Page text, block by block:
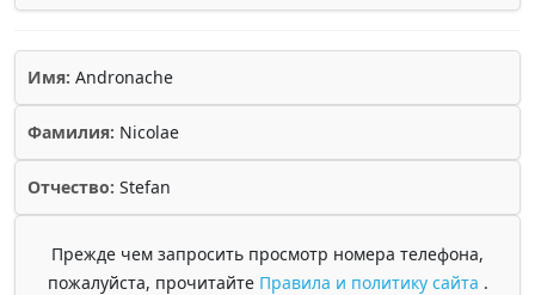
Имя: Andronache
Фамилия: Nicolae
Отчество: Stefan
Прежде чем запросить просмотр номера телефона,
пожалуйста, прочитайте Правила и политику сайта .